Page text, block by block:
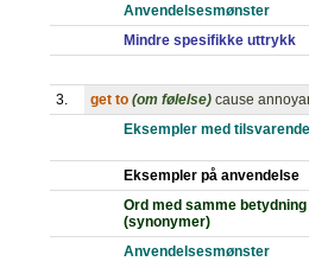
Anvendelsesmønster
Mindre spesifikke uttrykk
3. get to (om følelse) cause
Eksempler med
Eksempler på anvendelse
Ord med samme betydning
(synonymer)
Anvendelsesmønster